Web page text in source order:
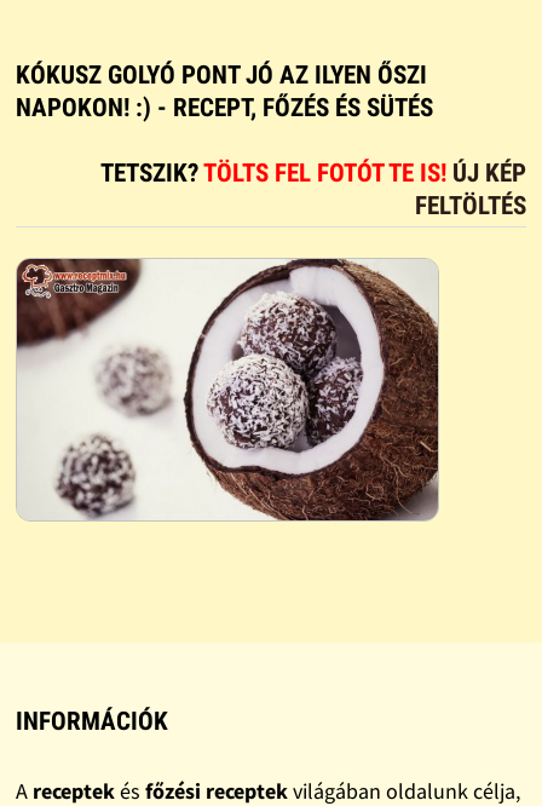
KÓKUSZ GOLYÓ PONT JÓ AZ ILYEN ŐSZI
NAPOKON! :) - RECEPT, FŐZÉS ÉS SÜTÉS
TETSZIK?TÖLTS FEL FOTÓT TE IS! ÚJ KÉP
FELTÖLTÉS
INFORMÁCIÓK
A receptekés főzési receptekvilágában oldalunk célja,